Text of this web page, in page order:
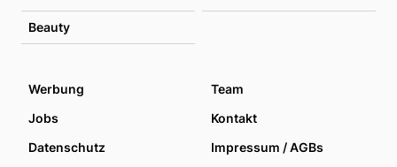
Beauty
Werbung
Team
Jobs
Kontakt
Datenschutz
Impressum / AGBs